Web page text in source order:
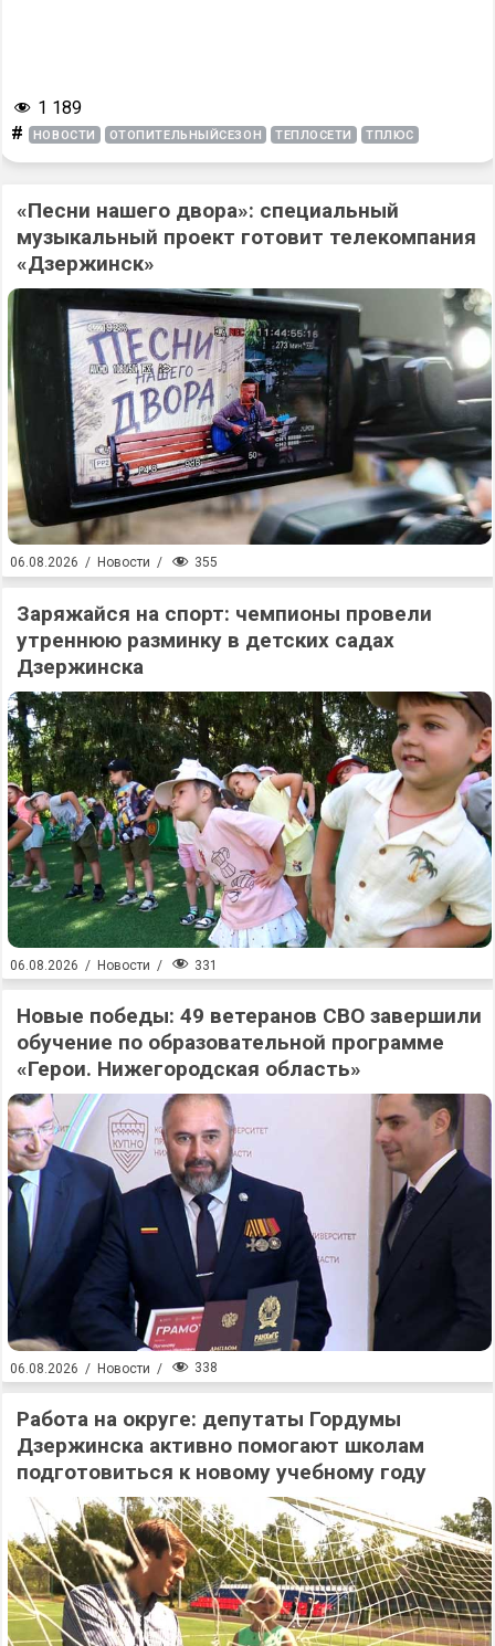
1 189
# НОВОСТИ ОТОПИТЕЛЬНЫЙСЕЗОН ТЕПЛОСЕТИ ТПЛЮС
«Песни нашего двора»: специальный
музыкальный проект готовит телекомпания
«Дзержинск»
06.08.2026 / Новости / 355
Заряжайся на спорт: чемпионы провели
утреннюю разминку в детских садах
Дзержинска
06.08.2026 / Новости / 331
Новые победы: 49 ветеранов СВО завершили
обучение по образовательной программе
«Герои. Нижегородская область»
06.08.2026 / Новости / 338
Работа на округе: депутаты Гордумы
Дзержинска активно помогают школам
подготовиться к новому учебному году